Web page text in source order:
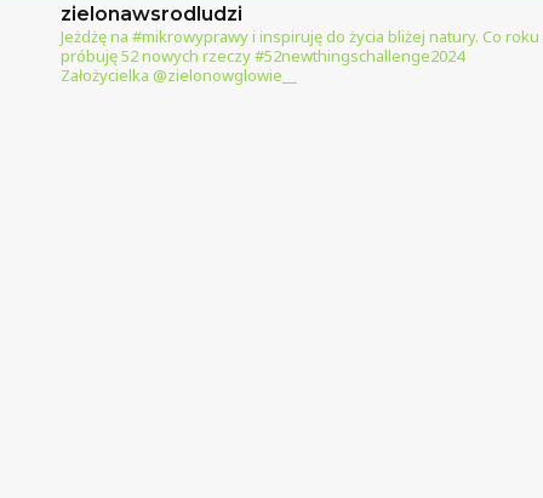
zielonawsrodludzi
Jeżdżę na #mikrowyprawy i inspiruję do życia bliżej natury. Co roku
próbuję 52 nowych rzeczy #52newthingschallenge2024
Założycielka @zielonowglowie__